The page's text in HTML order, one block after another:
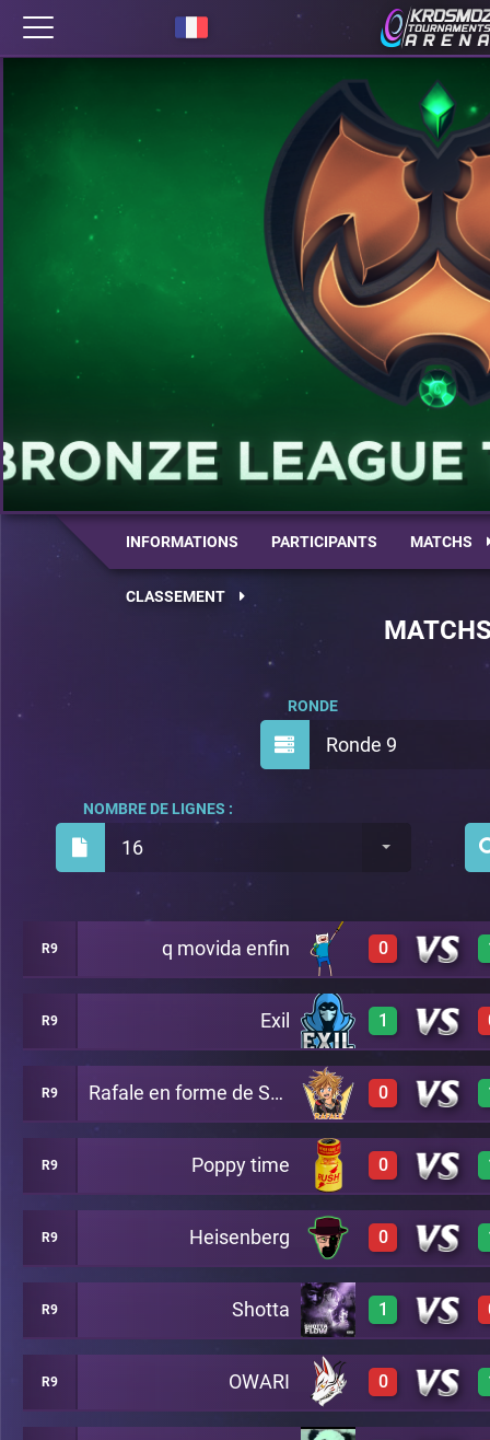
INFORMATIONS PARTICIPANTS MATCHS
CLASSEMENT
Ronde 9
RONDE
16
NOMBRE DE LIGNES :
R9 q movida enfin 0
0 A15
R9 Exil 1
3 A15
R9 Rafale en forme de Sora 0
0 A15
R9 Poppy time 0
0 A15
R9 Heisenberg 0
0 A15
R9 Shotta 1
3 A15
R9 OWARI 0